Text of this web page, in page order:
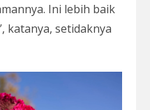
Ini lebih baik
katanya, setidaknya